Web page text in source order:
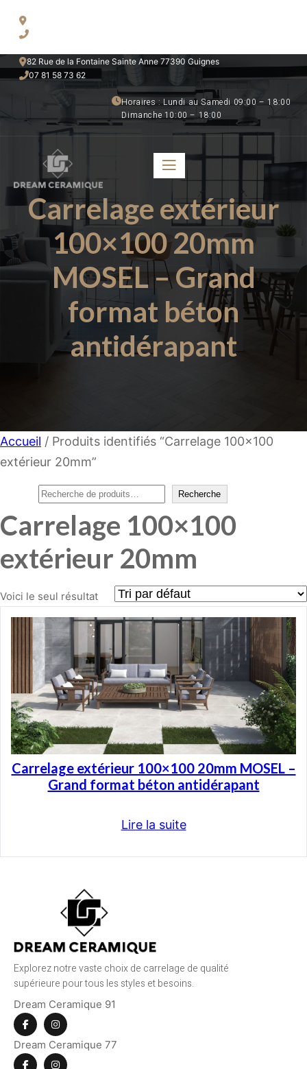
82 Rue de la Fontaine Sainte Anne 77390 Guignes
07 81 58 73 62
Horaires : Lundi au Samedi 09:00 – 18:00
Dimanche 10:00 – 18:00
Carrelage extérieur
100×100 20mm
MOSEL – Grand
format béton
antidérapant
Accueil / Produits identifiés “Carrelage 100×100
extérieur 20mm”
Rechercher Recherche
Carrelage 100×100
extérieur 20mm
Voici le seul résultat
Carrelage extérieur 100×100 20mm MOSEL –
Grand format béton antidérapant
Lire la suite
Explorez notre vaste choix de carrelage de qualité
supérieure pour tous les styles et besoins.
Dream Ceramique 91
Dream Ceramique 77